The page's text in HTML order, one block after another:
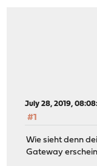
July 28, 2019,
#1
Wie sieht denn
Gateway